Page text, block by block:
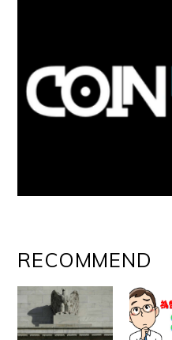
RECOMMEND